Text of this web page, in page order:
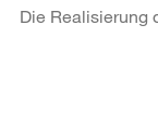
Die Realisierung